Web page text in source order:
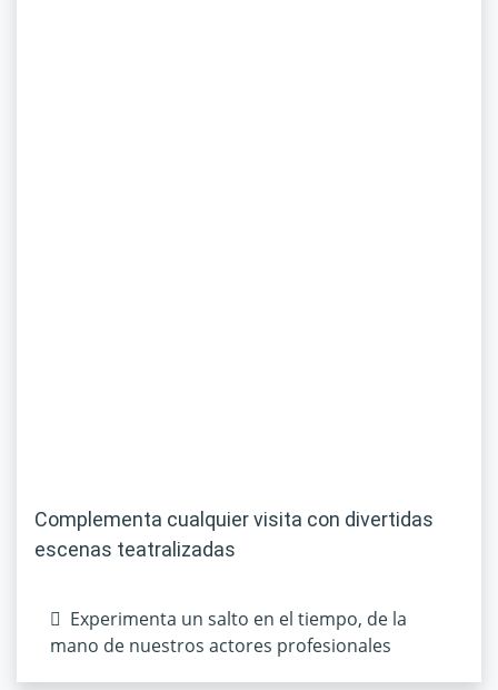
Complementa cualquier visita con divertidas
escenas teatralizadas
Experimenta un salto en el tiempo, de la
mano de nuestros actores profesionales